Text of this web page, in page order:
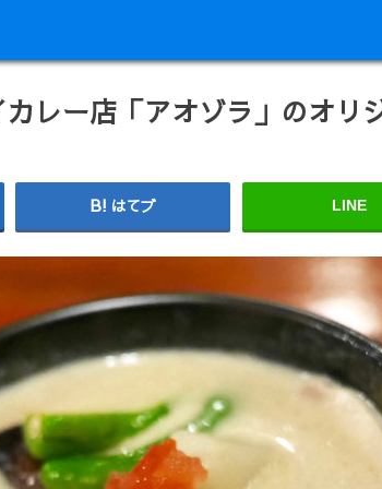
カレー店「アオゾラ」のオリ
はてブ LINE